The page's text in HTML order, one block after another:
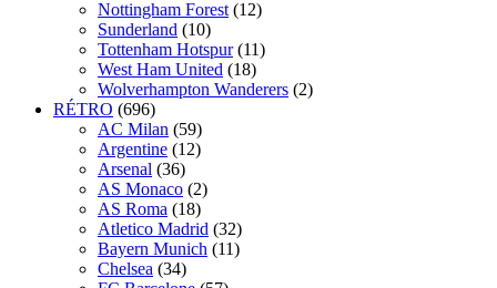
Nottingham Forest (12)
Sunderland (10)
Tottenham Hotspur (11)
West Ham United (18)
Wolverhampton Wanderers (2)
RÉTRO (696)
AC Milan (59)
Argentine (12)
Arsenal (36)
AS Monaco (2)
AS Roma (18)
Atletico Madrid (32)
Bayern Munich (11)
Chelsea (34)